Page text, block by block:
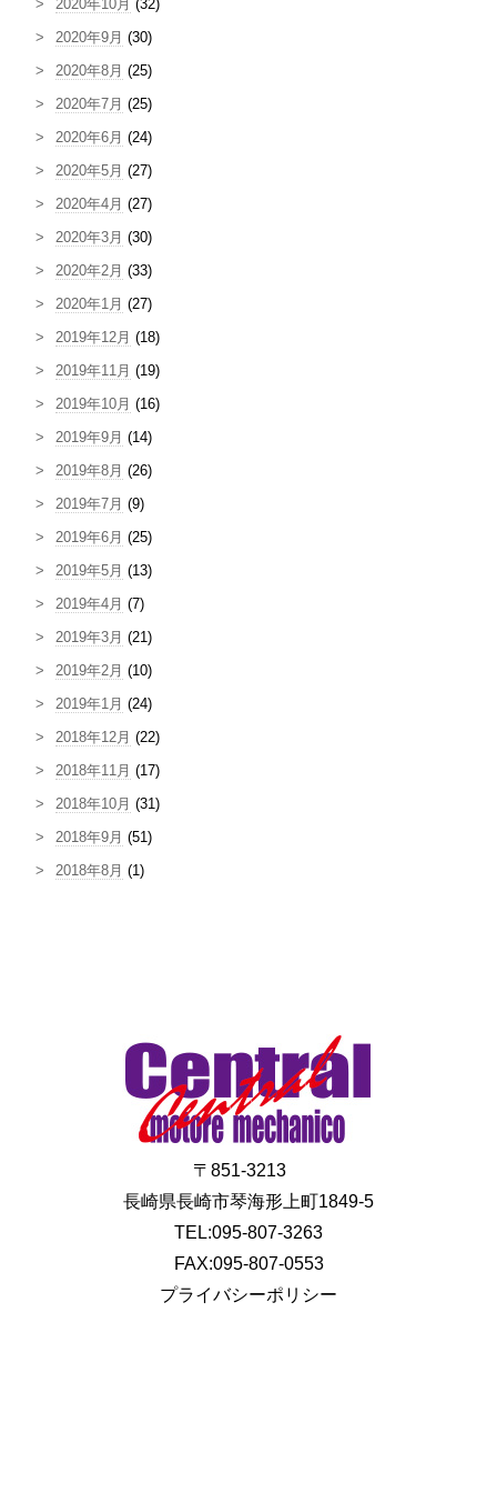
2020年10月 (32)
2020年9月 (30)
2020年8月 (25)
2020年7月 (25)
2020年6月 (24)
2020年5月 (27)
2020年4月 (27)
2020年3月 (30)
2020年2月 (33)
2020年1月 (27)
2019年12月 (18)
2019年11月 (19)
2019年10月 (16)
2019年9月 (14)
2019年8月 (26)
2019年7月 (9)
2019年6月 (25)
2019年5月 (13)
2019年4月 (7)
2019年3月 (21)
2019年2月 (10)
2019年1月 (24)
2018年12月 (22)
2018年11月 (17)
2018年10月 (31)
2018年9月 (51)
2018年8月 (1)
〒851-3213
長崎県長崎市琴海形上町1849-5
TEL:095-807-3263
FAX:095-807-0553
プライバシーポリシー